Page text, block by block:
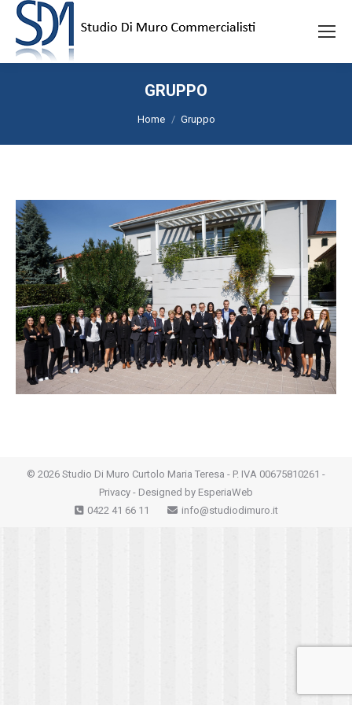
GRUPPO
Tu sei qui:
Home Gruppo
© 2026 Studio Di Muro Curtolo Maria Teresa - P. IVA 00675810261 -
Privacy - Designed by EsperiaWeb
0422 41 66 11
info@studiodimuro.it